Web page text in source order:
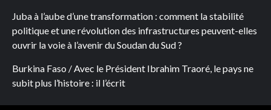
Juba à l’aube d’une transformation : comment la stabilité
politique et une révolution des infrastructures peuvent-elles
ouvrir la voie à l’avenir du Soudan du Sud ?
Burkina Faso / Avec le Président Ibrahim Traoré, le pays ne
subit plus l’histoire : il l’écrit